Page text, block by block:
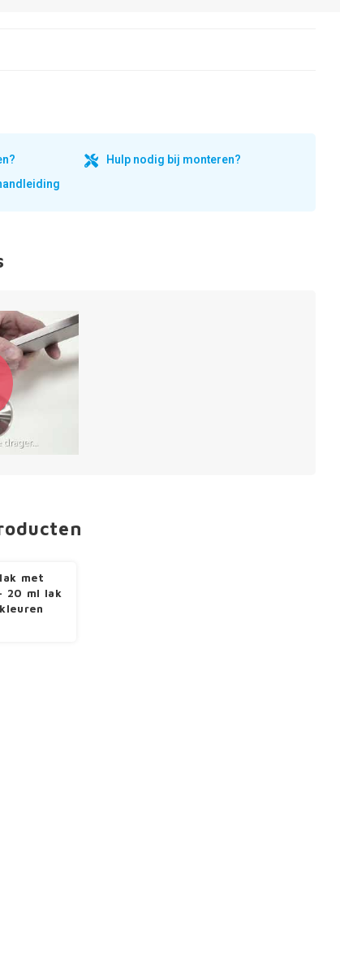
Hulp nodig bij monteren?
met
20 ml lak